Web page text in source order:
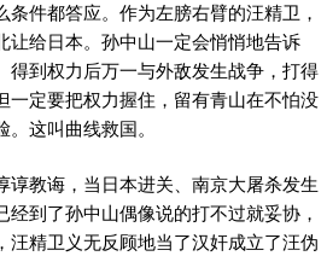
件都答应。作为左膀右臂的汪精卫，
让给日本。孙中山一定会悄悄地告诉
得到权力后万一与外敌发生战争，打得
一定要把权力握住，留有青山在不怕没
这叫曲线救国。
谆教诲，当日本进关、南京大屠杀发生
到了孙中山偶像说的打不过就妥协，
汪精卫义无反顾地当了汉奸成立了汪伪